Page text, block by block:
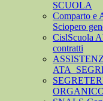
SCUOLA
Comparto e
Sciopero
CislScuola
contratti